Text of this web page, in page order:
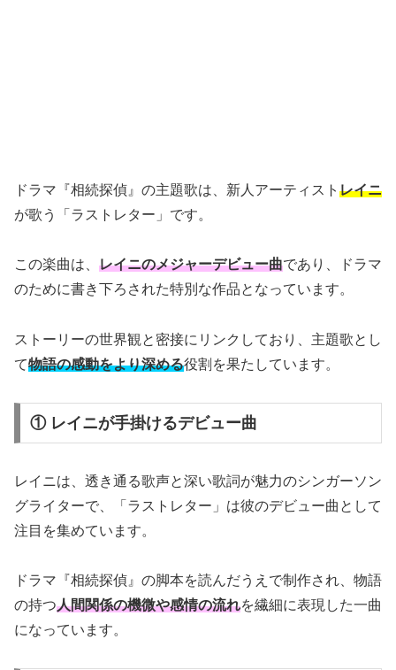
ドラマ『相続探偵』の主題歌は、新人アーティスト レイニ
が歌う「ラストレター」です。
この楽曲は、 レイニのメジャーデビュー曲であり、ドラマ
のために書き下ろされた特別な作品となっています。
ストーリーの世界観と密接にリンクしており、主題歌とし
て物語の感動をより深める役割を果たしています。
① レイニが手掛けるデビュー曲
レイニは、透き通る歌声と深い歌詞が魅力のシンガーソン
グライターで、「ラストレター」は彼のデビュー曲として
注目を集めています。
ドラマ『相続探偵』の脚本を読んだうえで制作され、物語
の持つ人間関係の機微や感情の流れを繊細に表現した一曲
になっています。